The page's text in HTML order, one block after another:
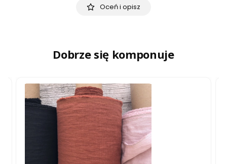
Oceń i opisz
Dobrze się komponuje